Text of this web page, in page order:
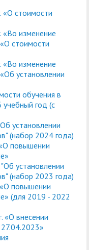
стоимости
изменение
стоимости
изменение
установлении
обучения в
год (с
установлении
(набор 2024 года)
повышении
установлении
(набор 2023 года)
повышении
(для 2019 - 2022
«О внесении